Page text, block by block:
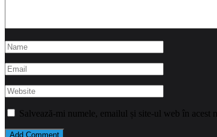
Salvează-mi numele, emailul și site-ul web în acest